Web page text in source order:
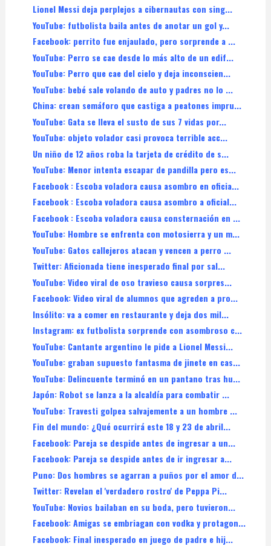
Lionel Messi deja perplejos a cibernautas con sing...
YouTube: futbolista baila antes de anotar un gol y...
Facebook: perrito fue enjaulado, pero sorprende a ...
YouTube: Perro se cae desde lo más alto de un edif...
YouTube: Perro que cae del cielo y deja inconscien...
YouTube: bebé sale volando de auto y padres no lo ...
China: crean semáforo que castiga a peatones impru...
YouTube: Gata se lleva el susto de sus 7 vidas por...
YouTube: objeto volador casi provoca terrible acc...
Un niño de 12 años roba la tarjeta de crédito de s...
YouTube: Menor intenta escapar de pandilla pero es...
Facebook : Escoba voladora causa asombro en oficia...
Facebook : Escoba voladora causa asombro a oficial...
Facebook : Escoba voladora causa consternación en ...
YouTube: Hombre se enfrenta con motosierra y un m...
YouTube: Gatos callejeros atacan y vencen a perro ...
Twitter: Aficionada tiene inesperado final por sal...
YouTube: Video viral de oso travieso causa sorpres...
Facebook: Video viral de alumnos que agreden a pro...
Insólito: va a comer en restaurante y deja dos mil...
Instagram: ex futbolista sorprende con asombroso c...
YouTube: Cantante argentino le pide a Lionel Messi...
YouTube: graban supuesto fantasma de jinete en cas...
YouTube: Delincuente terminó en un pantano tras hu...
Japón: Robot se lanza a la alcaldía para combatir ...
YouTube: Travesti golpea salvajemente a un hombre ...
Fin del mundo: ¿Qué ocurrirá este 18 y 23 de abril...
Facebook: Pareja se despide antes de ingresar a un...
Facebook: Pareja se despide antes de ir ingresar a...
Puno: Dos hombres se agarran a puños por el amor d...
Twitter: Revelan el 'verdadero rostro' de Peppa Pi...
YouTube: Novios bailaban en su boda, pero tuvieron...
Facebook: Amigas se embriagan con vodka y protagon...
Facebook: Final inesperado en juego de padre e hij...